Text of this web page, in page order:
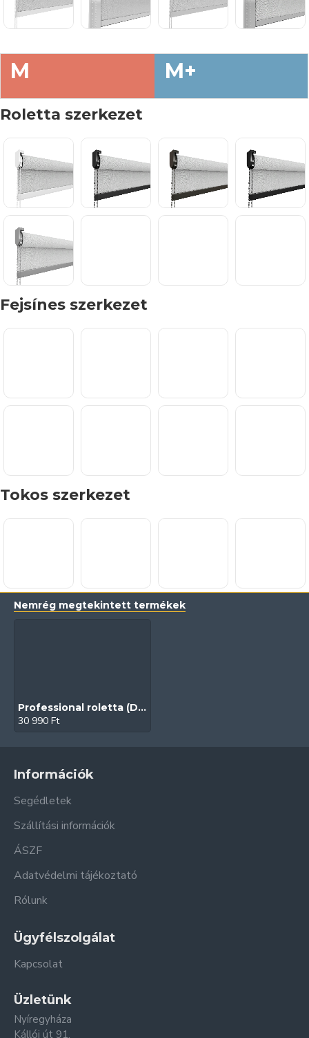
M M+
Roletta szerkezet
Fejsínes szerkezet
Tokos szerkezet
Nemrég megtekintett termékek
Professional roletta (Dorado BO)
30 990 Ft
Információk
Segédletek
Szállítási információk
ÁSZF
Adatvédelmi tájékoztató
Rólunk
Ügyfélszolgálat
Kapcsolat
Üzletünk
Nyíregyháza
Kállói út 91.